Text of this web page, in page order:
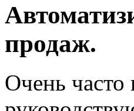
продаж.
Очень